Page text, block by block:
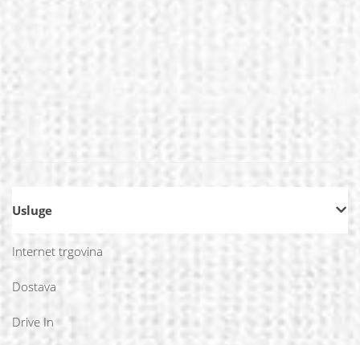
Usluge
Internet trgovina
Dostava
Drive In